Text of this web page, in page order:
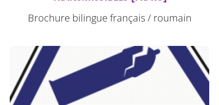
Brochure bilingue français / roumain